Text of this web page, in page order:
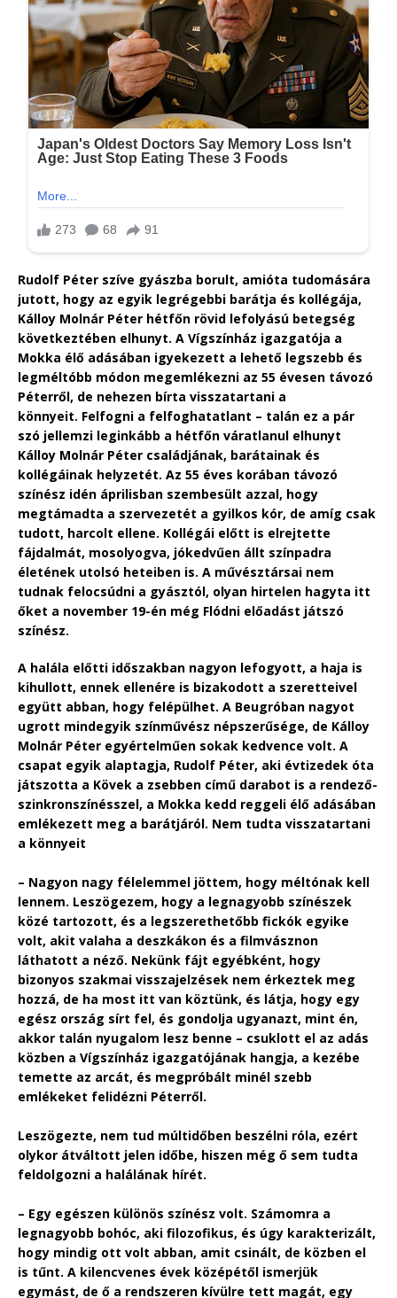
Rudolf Péter szíve gyászba borult, amióta tudomására
jutott, hogy az egyik legrégebbi barátja és kollégája,
Kálloy Molnár Péter hétfőn rövid lefolyású betegség
következtében elhunyt. A Vígszínház igazgatója a
Mokka élő adásában igyekezett a lehető legszebb és
legméltóbb módon megemlékezni az 55 évesen távozó
Péterről, de nehezen bírta visszatartani a
könnyeit. Felfogni a felfoghatatlant – talán ez a pár
szó jellemzi leginkább a hétfőn váratlanul elhunyt
Kálloy Molnár Péter családjának, barátainak és
kollégáinak helyzetét. Az 55 éves korában távozó
színész idén áprilisban szembesült azzal, hogy
megtámadta a szervezetét a gyilkos kór, de amíg csak
tudott, harcolt ellene. Kollégái előtt is elrejtette
fájdalmát, mosolyogva, jókedvűen állt színpadra
életének utolsó heteiben is. A művésztársai nem
tudnak felocsúdni a gyásztól, olyan hirtelen hagyta itt
őket a november 19-én még Flódni előadást játszó
színész.
A halála előtti időszakban nagyon lefogyott, a haja is
kihullott, ennek ellenére is bizakodott a szeretteivel
együtt abban, hogy felépülhet. A Beugróban nagyot
ugrott mindegyik színművész népszerűsége, de Kálloy
Molnár Péter egyértelműen sokak kedvence volt. A
csapat egyik alaptagja, Rudolf Péter, aki évtizedek óta
játszotta a Kövek a zsebben című darabot is a rendező-
szinkronszínésszel, a Mokka kedd reggeli élő adásában
emlékezett meg a barátjáról. Nem tudta visszatartani
a könnyeit
– Nagyon nagy félelemmel jöttem, hogy méltónak kell
lennem. Leszögezem, hogy a legnagyobb színészek
közé tartozott, és a legszerethetőbb fickók egyike
volt, akit valaha a deszkákon és a filmvásznon
láthatott a néző. Nekünk fájt egyébként, hogy
bizonyos szakmai visszajelzések nem érkeztek meg
hozzá, de ha most itt van köztünk, és látja, hogy egy
egész ország sírt fel, és gondolja ugyanazt, mint én,
akkor talán nyugalom lesz benne – csuklott el az adás
közben a Vígszínház igazgatójának hangja, a kezébe
temette az arcát, és megpróbált minél szebb
emlékeket felidézni Péterről.
Leszögezte, nem tud múltidőben beszélni róla, ezért
olykor átváltott jelen időbe, hiszen még ő sem tudta
feldolgozni a halálának hírét.
– Egy egészen különös színész volt. Számomra a
legnagyobb bohóc, aki filozofikus, és úgy karakterizált,
hogy mindig ott volt abban, amit csinált, de közben el
is tűnt. A kilencvenes évek középétől ismerjük
egymást, de ő a rendszeren kívülre tett magát, egy